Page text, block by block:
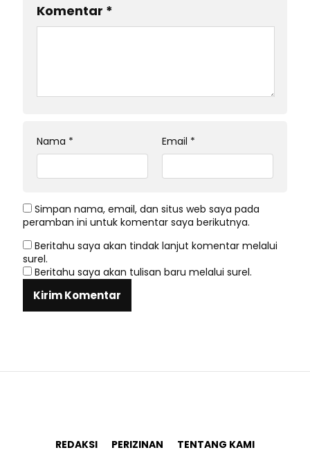
Komentar *
Nama * Email *
Simpan nama, email, dan situs web saya pada
peramban ini untuk komentar saya berikutnya.
Beritahu saya akan tindak lanjut komentar melalui
surel.
Beritahu saya akan tulisan baru melalui surel.
REDAKSI PERIZINAN TENTANG KAMI